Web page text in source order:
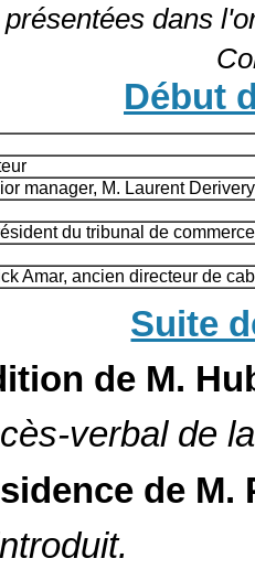
dans
Début
manager, M. Laurent
du tribunal de
Amar, ancien directeur de
Suite
de M.
verbal de
de